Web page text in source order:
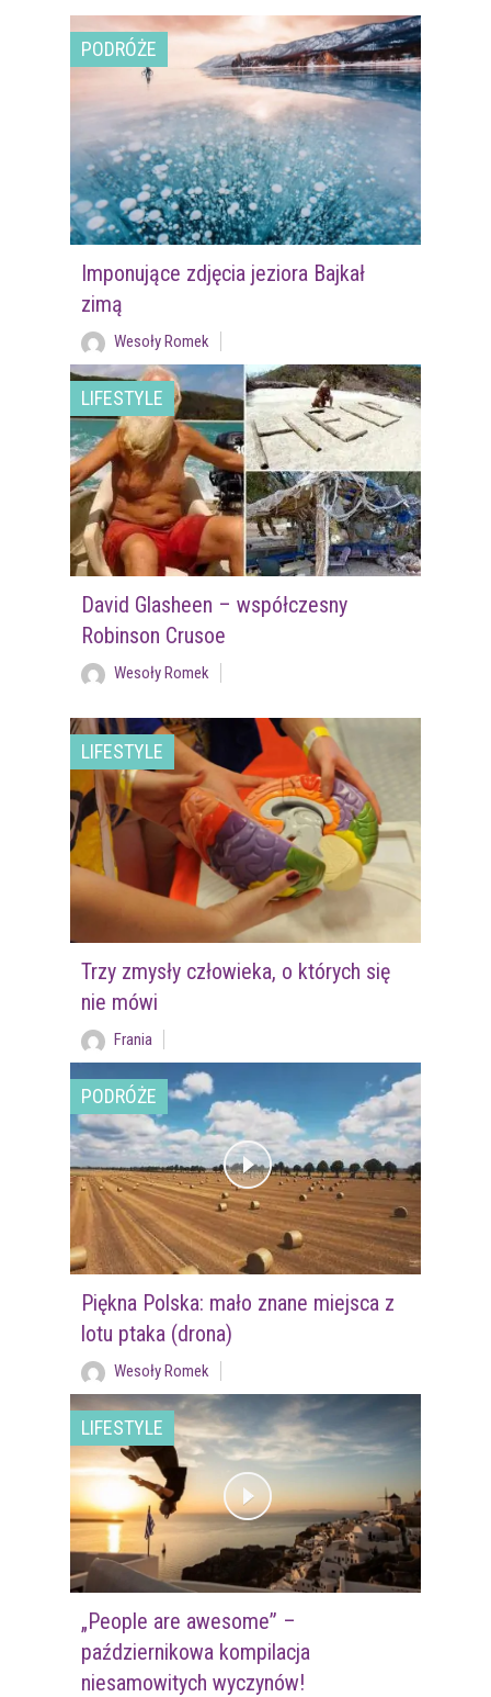
PODRÓŻE
Imponujące zdjęcia jeziora Bajkał
zimą
Wesoły Romek
LIFESTYLE
David Glasheen – współczesny
Robinson Crusoe
Wesoły Romek
LIFESTYLE
Trzy zmysły człowieka, o których się
nie mówi
Frania
PODRÓŻE
Piękna Polska: mało znane miejsca z
lotu ptaka (drona)
Wesoły Romek
LIFESTYLE
„People are awesome” –
październikowa kompilacja
niesamowitych wyczynów!